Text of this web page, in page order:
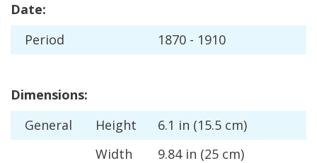
Date:
Period
1870 - 1910
Dimensions:
General
Height 6.1 in (15.5 cm)
Width
9.84 in (25 cm)